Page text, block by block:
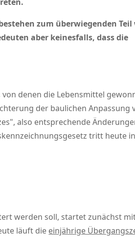
zum überwiegenden
aber keinesfalls, dass die
denen die Lebensmittel
der baulichen Anpassung
, also entsprechende
tritt heute
werden soll, startet zunächst
läuft die einjährige